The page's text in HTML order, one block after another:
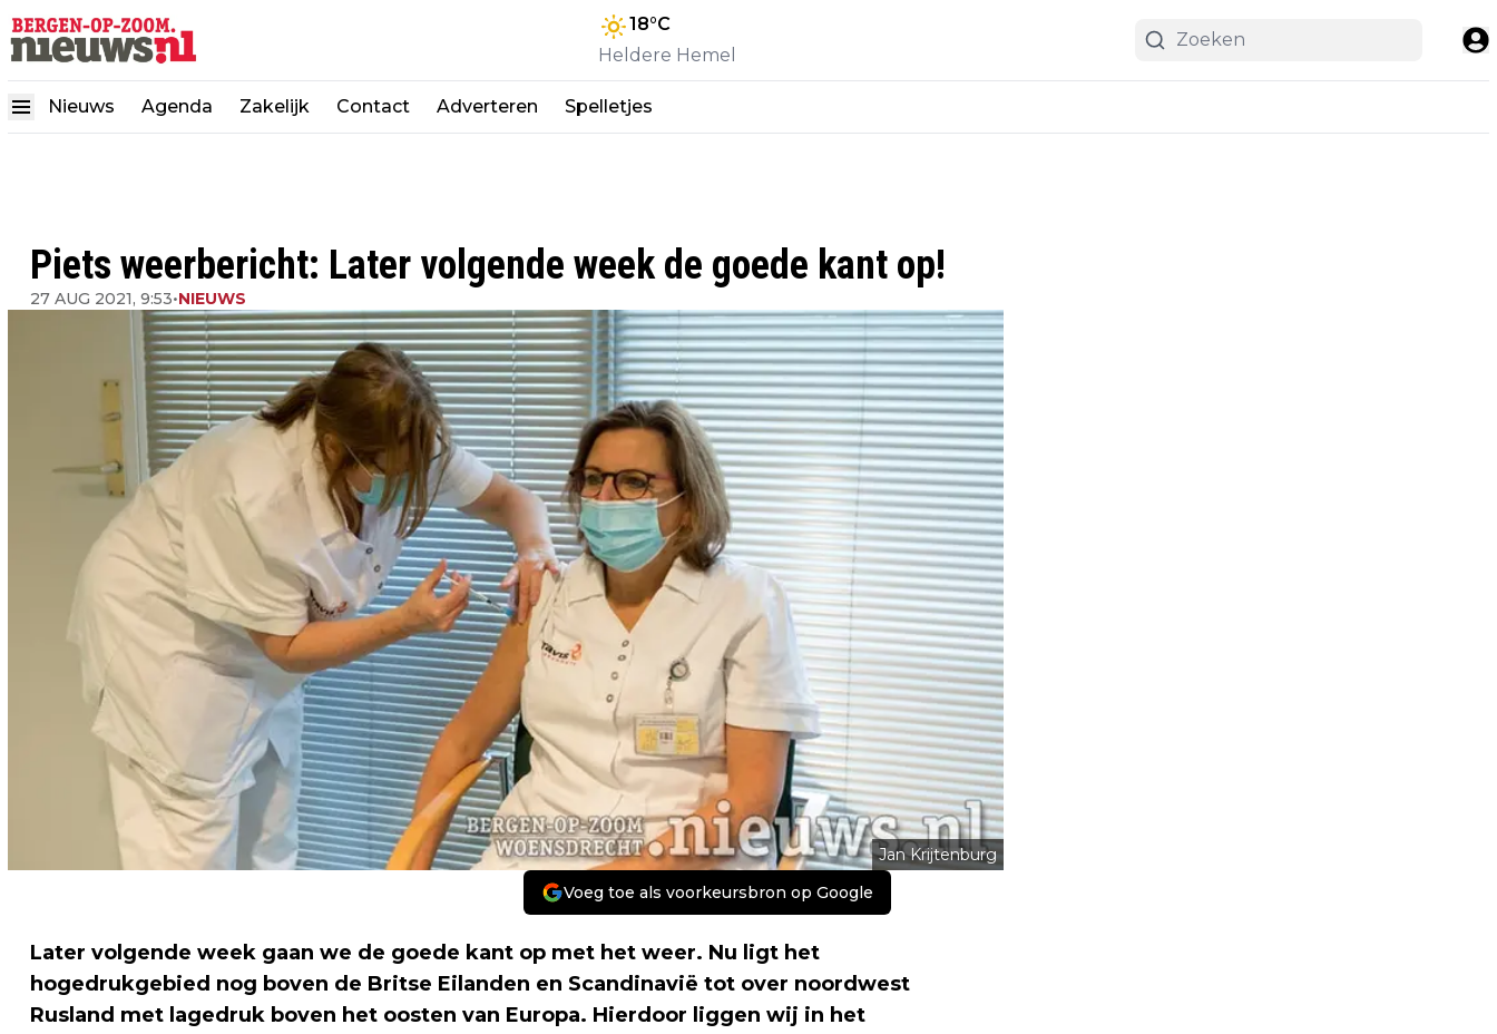
18°C
Heldere Hemel
Nieuws Agenda Zakelijk Contact Adverteren Spelletjes
Piets weerbericht: Later volgende week de goede kant op!
27 AUG 2021, 9:53•NIEUWS
Jan Krijtenburg
Voeg toe als voorkeursbron op Google
Later volgende week gaan we de goede kant op met het weer. Nu ligt het
hogedrukgebied nog boven de Britse Eilanden en Scandinavië tot over noordwest
Rusland met lagedruk boven het oosten van Europa. Hierdoor liggen wij in het